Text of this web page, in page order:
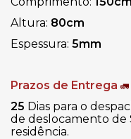
Altura: 80cm
Espessura: 5mm
Prazos de Entrega 🚛
25 Dias para o
de deslocamento de
residência.